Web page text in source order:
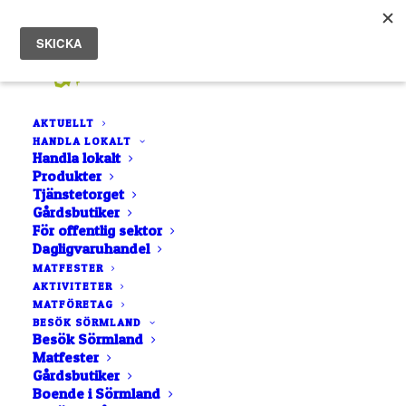
AKTUELLT
HANDLA LOKALT
Handla lokalt
Produkter
Tjänstetorget
Gårdsbutiker
För offentlig sektor
Dagligvaruhandel
MATFESTER
AKTIVITETER
MATFÖRETAG
BESÖK SÖRMLAND
Besök Sörmland
Matfester
Gårdsbutiker
Boende i Sörmland
Resereportage -
Smarrigt i Sörmland
27 DECEMBER, 2025